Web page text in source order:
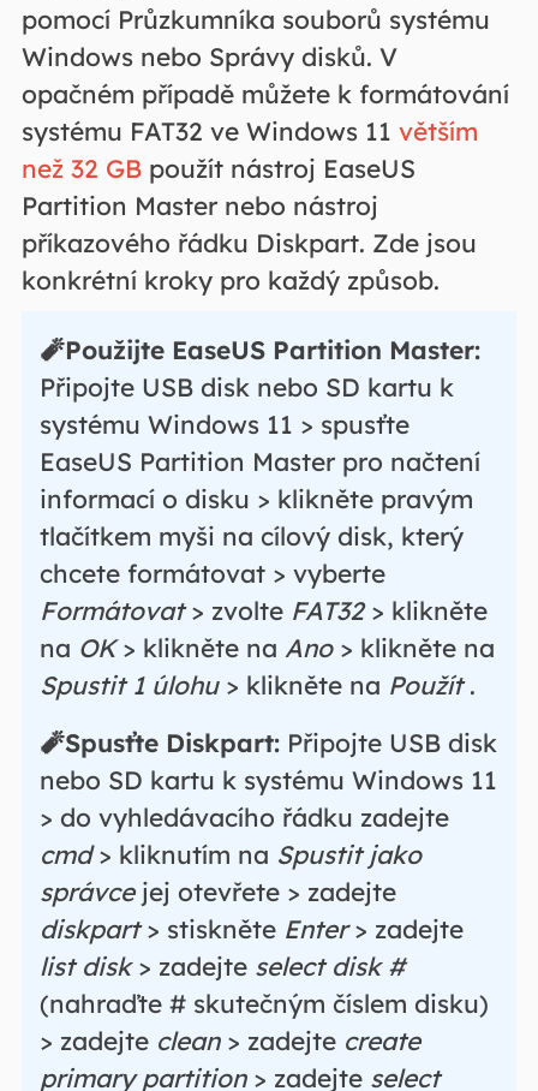
pomocí Průzkumníka souborů systému
Windows nebo Správy disků. V
opačném případě můžete k formátování
systému FAT32 ve Windows 11 větším
než 32 GBpoužít nástroj EaseUS
Partition Master nebo nástroj
příkazového řádku Diskpart. Zde jsou
konkrétní kroky pro každý způsob.
🧨Použijte EaseUS Partition Master:
Připojte USB disk nebo SD kartu k
systému Windows 11 > spusťte
EaseUS Partition Master pro načtení
informací o disku > klikněte pravým
tlačítkem myši na cílový disk, který
chcete formátovat > vyberte
Formátovat> zvolte FAT32> klikněte
na OK> klikněte na Ano> klikněte na
Spustit 1 úlohu> klikněte na Použít.
🧨Spusťte Diskpart:Připojte USB disk
nebo SD kartu k systému Windows 11
> do vyhledávacího řádku zadejte
cmd> kliknutím na Spustit jako
správcejej otevřete > zadejte
diskpart> stiskněte Enter> zadejte
list disk> zadejte select disk #
(nahraďte # skutečným číslem disku)
> zadejte clean> zadejte create
primary partition> zadejte select